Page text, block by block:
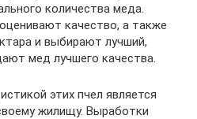
количества меда.
качество, а также
и выбирают лучший,
мед лучшего качества.
этих пчел является
жилищу. Выработки